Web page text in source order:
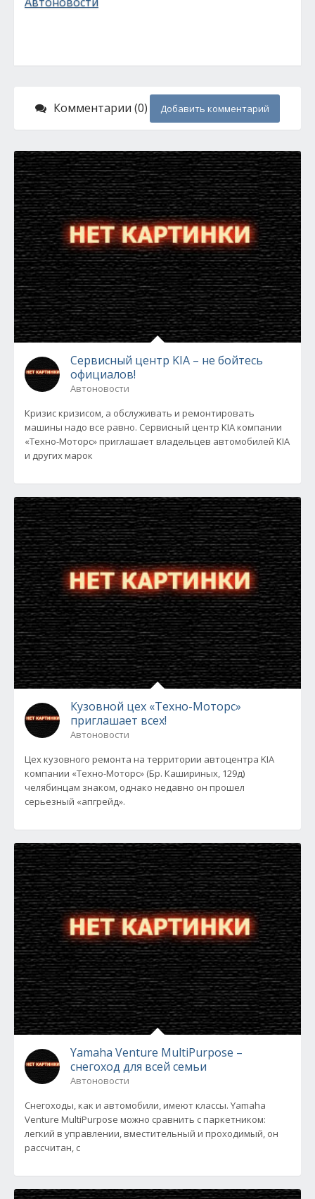
Комментарии (0) Добавить комментарий
Сервисный центр KIA – не бойтесь
официалов!
Автоновости
Кризис кризисом, а обслуживать и ремонтировать
машины надо все равно. Сервисный центр KIA компании
«Техно-Моторс» приглашает владельцев автомобилей KIA
и других марок
Кузовной цех «Техно-Моторс»
приглашает всех!
Автоновости
Цех кузовного ремонта на территории автоцентра KIA
компании «Техно-Моторс» (Бр. Кашириных, 129д)
челябинцам знаком, однако недавно он прошел
серьезный «апгрейд».
Yamaha Venture MultiPurpose –
снегоход для всей семьи
Автоновости
Снегоходы, как и автомобили, имеют классы. Yamaha
Venture MultiPurpose можно сравнить с паркетником:
легкий в управлении, вместительный и проходимый, он
рассчитан, с